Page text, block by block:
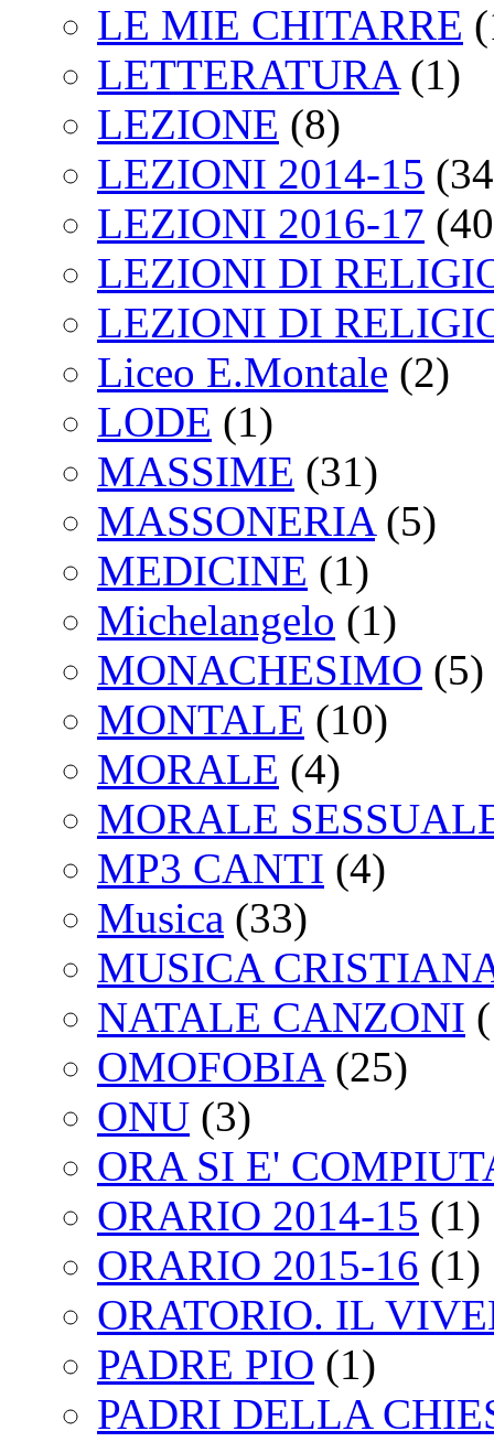
LE MIE CHITARRE
LETTERATURA(1)
LEZIONE (8)
LEZIONI 2014-15
LEZIONI 2016-17
LEZIONI DI
LEZIONI DI
Liceo E.Montale (2)
LODE (1)
MASSIME (31)
MASSONERIA(5)
MEDICINE (1)
Michelangelo (1)
MONACHESIMO (5)
MONTALE (10)
MORALE (4)
MORALE
MP3 CANTI (4)
Musica (33)
MUSICA
NATALE CANZONI
OMOFOBIA(25)
ONU (3)
ORA SI E'
ORARIO 2014-15 (1)
ORARIO 2015-16 (1)
ORATORIO. IL
PADRE PIO (1)
PADRI DELLA